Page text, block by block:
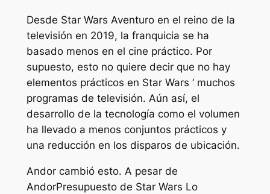
Desde Star Wars Aventuro en el reino de la
televisión en 2019, la franquicia se ha
basado menos en el cine práctico. Por
supuesto, esto no quiere decir que no hay
elementos prácticos en Star Wars ‘muchos
programas de televisión. Aún así, el
desarrollo de la tecnología como el volumen
ha llevado a menos conjuntos prácticos y
una reducción en los disparos de ubicación.
Andorcambió esto. A pesar de
AndorPresupuesto de Star Wars Lo